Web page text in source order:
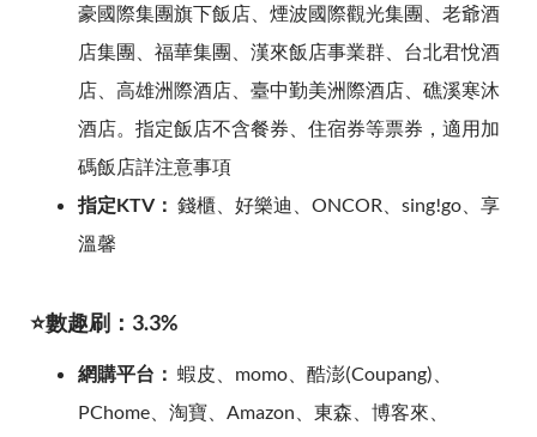
豪國際集團旗下飯店、煙波國際觀光集團、老爺酒
店集團、福華集團、漢來飯店事業群、台北君悅酒
店、高雄洲際酒店、臺中勤美洲際酒店、礁溪寒沐
酒店。指定飯店不含餐券、住宿券等票券，適用加
碼飯店詳注意事項
指定KTV： 錢櫃、好樂迪、ONCOR、sing!go、享
溫馨
⭐數趣刷：3.3%
網購平台： 蝦皮、momo、酷澎(Coupang)、
PChome、淘寶、Amazon、東森、博客來、